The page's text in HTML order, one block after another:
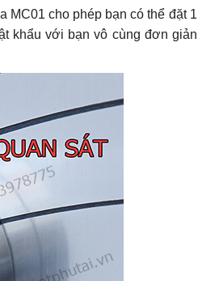
MC01 cho phép bạn có thể đặt 1
khẩu với bạn vô cùng đơn giản